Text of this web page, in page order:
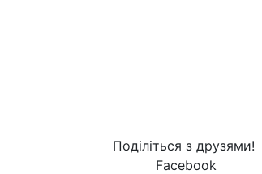
Поділіться з друзями!
Facebook